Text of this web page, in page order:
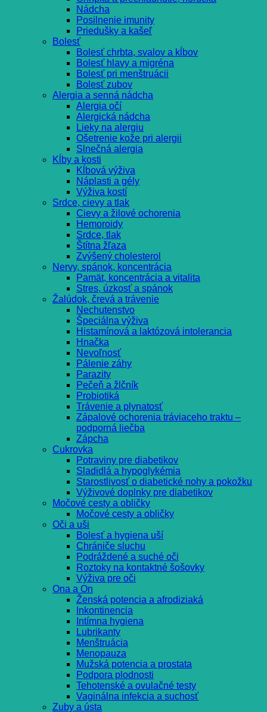
Nádcha
Posilnenie imunity
Priedušky a kašeľ
Bolesť
Bolesť chrbta, svalov a kĺbov
Bolesť hlavy a migréna
Bolesť pri menštruácii
Bolesť zubov
Alergia a senná nádcha
Alergia očí
Alergická nádcha
Lieky na alergiu
Ošetrenie kože pri alergii
Slnečná alergia
Kĺby a kosti
Kĺbová výživa
Náplasti a gély
Výživa kostí
Srdce, cievy a tlak
Cievy a žilové ochorenia
Hemoroidy
Srdce, tlak
Štítna žľaza
Zvýšený cholesterol
Nervy, spánok, koncentrácia
Pamät, koncentrácia a vitalita
Stres, úzkosť a spánok
Žalúdok, črevá a trávenie
Nechutenstvo
Špeciálna výživa
Histamínová a laktózová intolerancia
Hnačka
Nevoľnosť
Pálenie záhy
Parazity
Pečeň a žlčník
Probiotiká
Trávenie a plynatosť
Zápalové ochorenia tráviaceho traktu –
podporná liečba
Zápcha
Cukrovka
Potraviny pre diabetikov
Sladidlá a hypoglykémia
Starostlivosť o diabetické nohy a pokožku
Výživové doplnky pre diabetikov
Močové cesty a obličky
Močové cesty a obličky
Oči a uši
Bolesť a hygiena uší
Chrániče sluchu
Podráždené a suché oči
Roztoky na kontaktné šošovky
Výživa pre oči
Ona a On
Ženská potencia a afrodiziaká
Inkontinencia
Intímna hygiena
Lubrikanty
Menštruácia
Menopauza
Mužská potencia a prostata
Podpora plodnosti
Tehotenské a ovulačné testy
Vaginálna infekcia a suchosť
Zuby a ústa